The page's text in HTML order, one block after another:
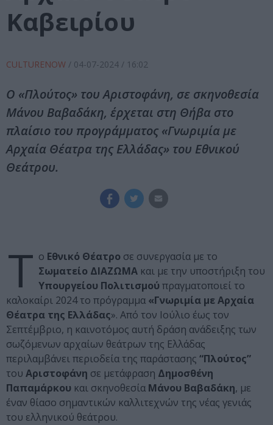
Καβειρίου
CULTURENOW / 04-07-2024 / 16:02
Ο «Πλούτος» του Αριστοφάνη, σε σκηνοθεσία
Μάνου Βαβαδάκη, έρχεται στη Θήβα στο
πλαίσιο του προγράμματος «Γνωριμία με
Αρχαία Θέατρα της Ελλάδας» του Εθνικού
Θεάτρου.
Τ ο Εθνικό Θέατρο σε συνεργασία με το
Σωματείο ΔΙΑΖΩΜΑ και με την υποστήριξη του
Υπουργείου Πολιτισμού πραγματοποιεί το
καλοκαίρι 2024 το πρόγραμμα «Γνωριμία με Αρχαία
Θέατρα της Ελλάδας». Από τον Ιούλιο έως τον
Σεπτέμβριο, η καινοτόμος αυτή δράση ανάδειξης των
σωζόμενων αρχαίων θεάτρων της Ελλάδας
περιλαμβάνει περιοδεία της παράστασης “Πλούτος”
του Αριστοφάνη σε μετάφραση Δημοσθένη
Παπαμάρκου και σκηνοθεσία Μάνου Βαβαδάκη, με
έναν θίασο σημαντικών καλλιτεχνών της νέας γενιάς
του ελληνικού θεάτρου.